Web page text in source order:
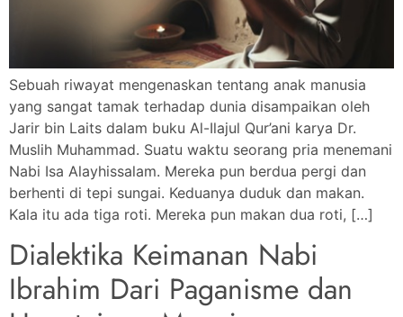
Sebuah riwayat mengenaskan tentang anak manusia
yang sangat tamak terhadap dunia disampaikan oleh
Jarir bin Laits dalam buku Al-Ilajul Qur’ani karya Dr.
Muslih Muhammad. Suatu waktu seorang pria menemani
Nabi Isa Alayhissalam. Mereka pun berdua pergi dan
berhenti di tepi sungai. Keduanya duduk dan makan.
Kala itu ada tiga roti. Mereka pun makan dua roti, […]
Dialektika Keimanan Nabi
Ibrahim Dari Paganisme dan